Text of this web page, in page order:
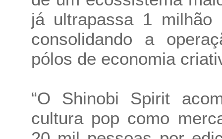
já ultrapassa 1 milhão
consolidando a
pólos de economia
“O Shinobi Spirit
cultura pop como